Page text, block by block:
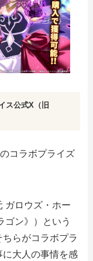
ス公式X（旧
コラボプライズ
ガロウズ・ホー
ゴン》）という
らがコラボプラ
大人の事情を感